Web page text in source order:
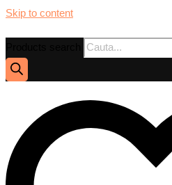
Skip to content